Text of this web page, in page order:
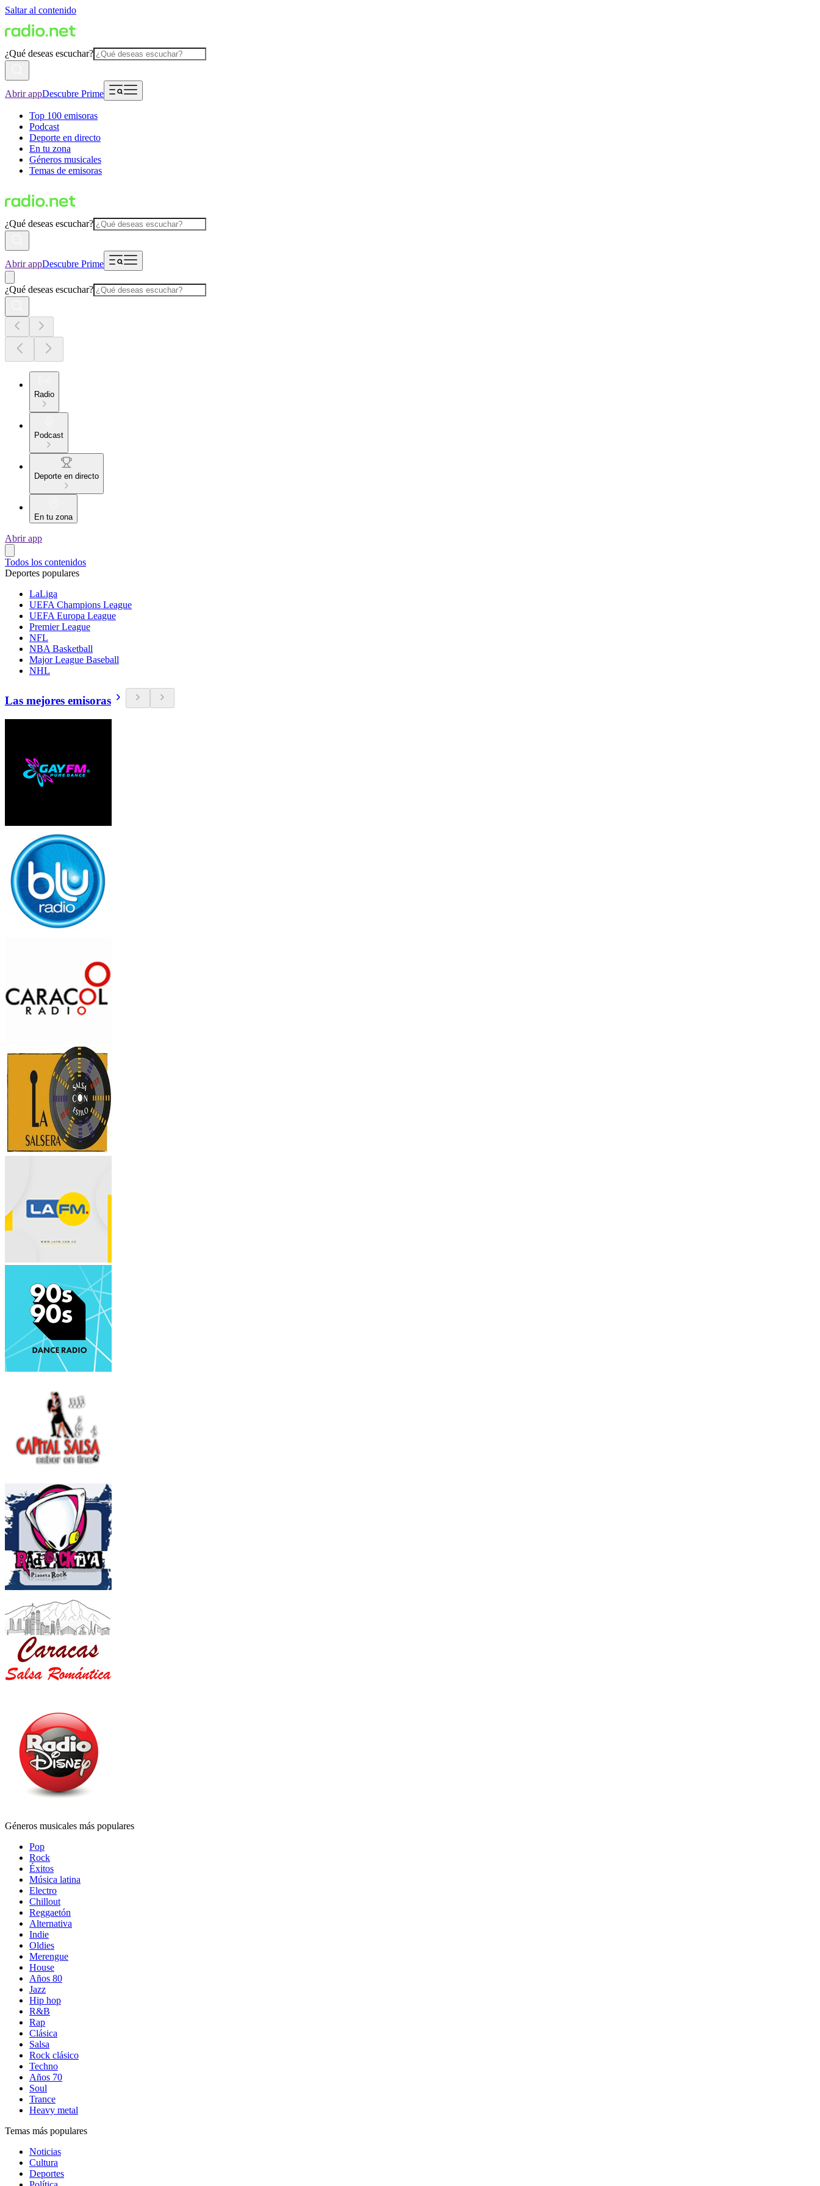
Saltar al contenido
¿Qué deseas escuchar?
Abrir appDescubre Prime
Top 100 emisoras
Podcast
Deporte en directo
En tu zona
Géneros musicales
Temas de emisoras
¿Qué deseas escuchar?
Abrir appDescubre Prime
¿Qué deseas escuchar?
Radio
Podcast
Deporte en directo
En tu zona
Abrir app
Todos los contenidos
Deportes populares
LaLiga
UEFA Champions League
UEFA Europa League
Premier League
NFL
NBA Basketball
Major League Baseball
NHL
Las mejores emisoras
Géneros musicales más populares
Pop
Rock
Éxitos
Música latina
Electro
Chillout
Reggaetón
Alternativa
Indie
Oldies
Merengue
House
Años 80
Jazz
Hip hop
R&B
Rap
Clásica
Salsa
Rock clásico
Techno
Años 70
Soul
Trance
Heavy metal
Temas más populares
Noticias
Cultura
Deportes